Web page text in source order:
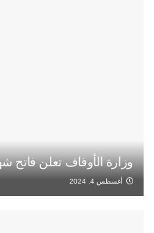
وزارة الأوقاف تعلن فاتح شهر صفر
أغسطس 4, 2024